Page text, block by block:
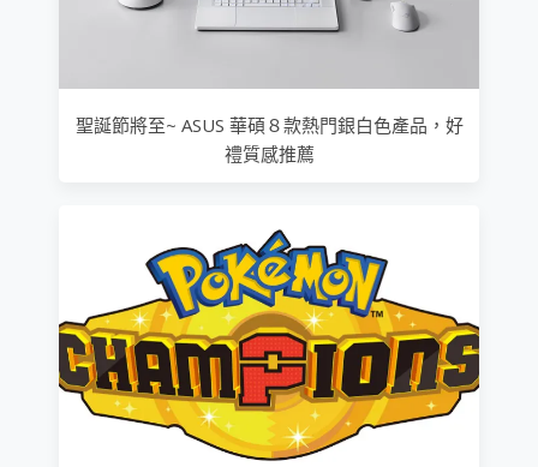
聖誕節將至~ ASUS 華碩８款熱門銀白色產品，好
禮質感推薦